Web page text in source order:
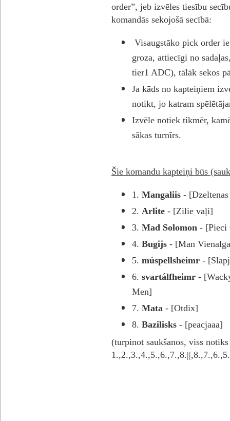
order”, jeb izvēles tiesību
komandās sekojošā secībā:
Visaugstāko pick order
groza, attiecīgi no
tier1 ADC), tālāk sekos
Ja kāds no kapteiņiem
notikt, jo katram
Izvēle notiek tikmēr,
sākas turnīrs.
Šie komandu kapteiņi būs
1. Mangaliis -
2. Arlite - [Zilie vaļi]
3. Mad Solomon -
4. Bugijs - [Man
5. múspellsheimr -
6. svartálfheimr -
Men]
7. Mata - [Otdix]
8. Bazilisks - [peacjaaa]
(turpinot saukšanos, viss